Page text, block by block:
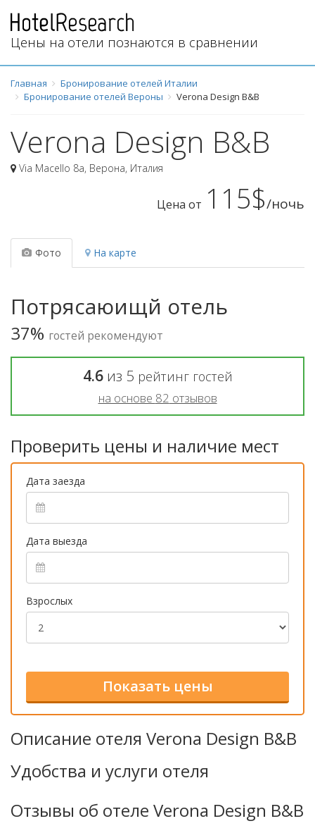
Цены на отели познаются в сравнении
Главная
Бронирование отелей Италии
Бронирование отелей Вероны
Verona Design B&B
Verona Design B&B
Via Macello 8a, Верона, Италия
Цена от 115$/ночь
Фото На карте
Потрясаюищй отель
37% гостей рекомендуют
4.6из 5 рейтинг гостей
на основе 82 отзывов
Проверить цены и наличие мест
Дата заезда
Дата выезда
Взрослых
Описание отеля Verona Design B&B
Удобства и услуги отеля
Отзывы об отеле Verona Design B&B